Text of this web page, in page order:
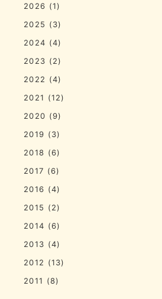
2026 (1)
2025 (3)
2024 (4)
2023 (2)
2022 (4)
2021 (12)
2020 (9)
2019 (3)
2018 (6)
2017 (6)
2016 (4)
2015 (2)
2014 (6)
2013 (4)
2012 (13)
2011 (8)